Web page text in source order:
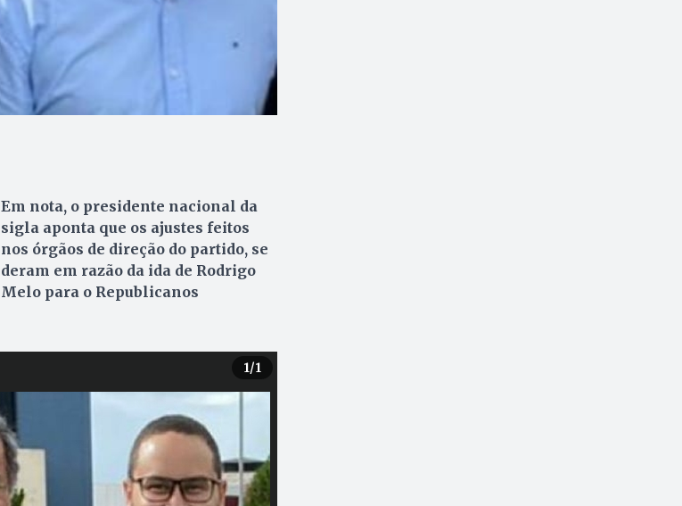
Em nota, o presidente nacional da
sigla aponta que os ajustes feitos
nos órgãos de direção do partido, se
deram em razão da ida de Rodrigo
Melo para o Republicanos
1/1